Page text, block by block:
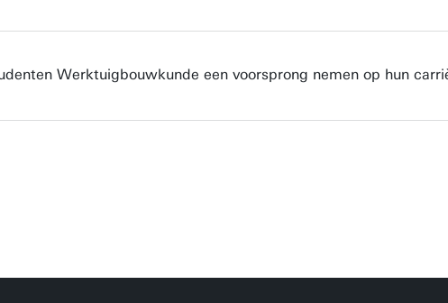
Werktuigbouwkunde een voorsprong nemen op hun